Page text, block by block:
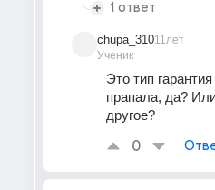
1 ответ
chupa_310
Ученик
11лет
Это тип
прапала, да?
другое?
0